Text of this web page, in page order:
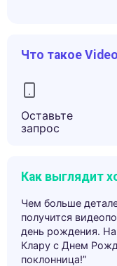
Что такое
Оставьте
запрос
Как выглядит
Чем больше
получится
день рождения.
Клару с Днем
поклонница!”